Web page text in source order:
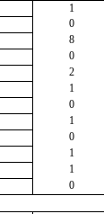
1
0
8
0
2
1
0
1
0
1
1
0